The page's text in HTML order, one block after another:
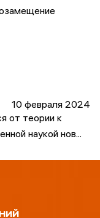
10 февраля 2024
от теории к
наукой нов...